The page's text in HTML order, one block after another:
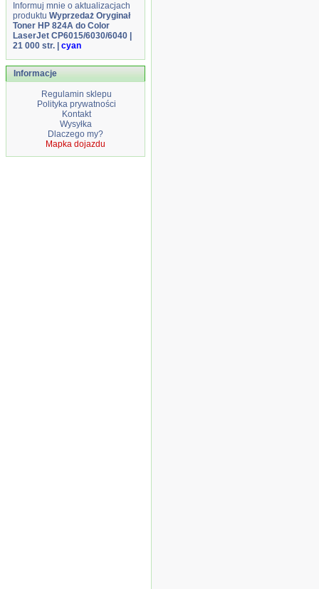
Informuj mnie o aktualizacjach
produktu Wyprzedaż Oryginał
Toner HP 824A do Color
LaserJet CP6015/6030/6040 |
21 000 str. | cyan
Informacje
Regulamin sklepu
Polityka prywatności
Kontakt
Wysyłka
Dlaczego my?
Mapka dojazdu